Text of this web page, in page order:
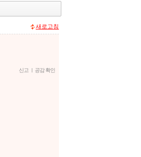
새로고침
신고 | 공감 확인